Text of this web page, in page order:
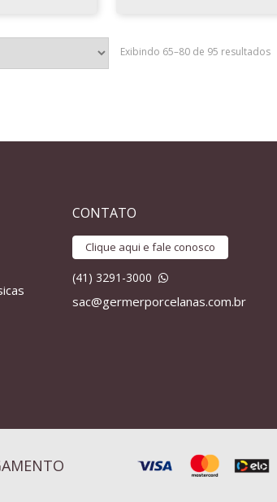
Exibindo 65–80 de 95 resultados
CONTATO
Clique aqui e fale conosco
(41) 3291-3000
sac@germerporcelanas.com.br